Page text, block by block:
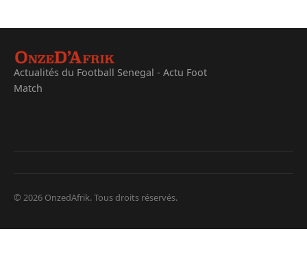
Actualités du Football Senegal - Actu Foot
Match
© 2026 OnzedAfrik. Tous droits réservés.